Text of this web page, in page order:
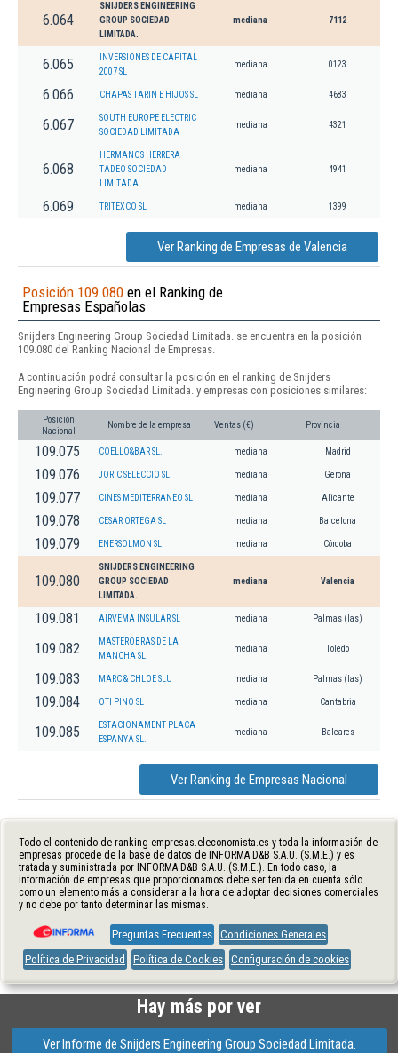
6.064
SNIJDERS ENGINEERING
GROUP SOCIEDAD
LIMITADA.
mediana 7112
6.065
INVERSIONES DE CAPITAL
2007 SL
mediana 0123
6.066 CHAPAS TARIN E HIJOS SL mediana 4683
6.067
SOUTH EUROPE ELECTRIC
SOCIEDAD LIMITADA
mediana 4321
6.068
HERMANOS HERRERA
TADEO SOCIEDAD
LIMITADA.
mediana 4941
6.069 TRITEXCO SL mediana 1399
Ver Ranking de Empresas de Valencia
Posición 109.080 en el Ranking de
Empresas Españolas
Snijders Engineering Group Sociedad Limitada. se encuentra en la posición
109.080 del Ranking Nacional de Empresas.
A continuación podrá consultar la posición en el ranking de Snijders
Engineering Group Sociedad Limitada. y empresas con posiciones similares:
Posición
Nacional
Nombre de la empresa Ventas (€) Provincia
109.075 COELLO&BAR SL. mediana Madrid
109.076 JORIC SELECCIO SL mediana Gerona
109.077 CINES MEDITERRANEO SL mediana Alicante
109.078 CESAR ORTEGA SL mediana Barcelona
109.079 ENERSOLMON SL mediana Córdoba
109.080
SNIJDERS ENGINEERING
GROUP SOCIEDAD
LIMITADA.
mediana Valencia
109.081 AIRVEMA INSULAR SL mediana Palmas (las)
109.082
MASTEROBRAS DE LA
MANCHA SL.
mediana Toledo
109.083 MARC & CHLOE SLU mediana Palmas (las)
109.084 OTI PINO SL mediana Cantabria
109.085
ESTACIONAMENT PLACA
ESPANYA SL.
mediana Baleares
Ver Ranking de Empresas Nacional
Todo el contenido de ranking-empresas.eleconomista.es y toda la información de
empresas procede de la base de datos de INFORMA D&B S.A.U. (S.M.E.) y es
tratada y suministrada por INFORMA D&B S.A.U. (S.M.E.). En todo caso, la
información de empresas que proporcionamos debe ser tenida en cuenta sólo
como un elemento más a considerar a la hora de adoptar decisiones comerciales
y no debe por tanto determinar las mismas.
Preguntas Frecuentes Condiciones Generales
Política de Privacidad
Política de Cookies Configuración de cookies
Hay más por ver
Ver Informe de Snijders Engineering Group Sociedad Limitada.